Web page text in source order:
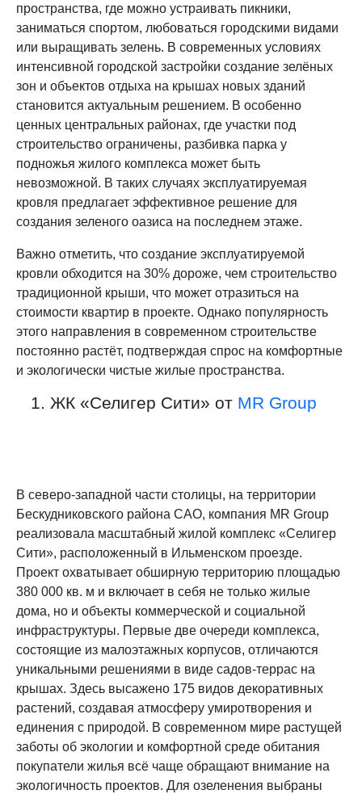
пространства, где можно устраивать пикники,
заниматься спортом, любоваться городскими видами
или выращивать зелень. В современных условиях
интенсивной городской застройки создание зелёных
зон и объектов отдыха на крышах новых зданий
становится актуальным решением. В особенно
ценных центральных районах, где участки под
строительство ограничены, разбивка парка у
подножья жилого комплекса может быть
невозможной. В таких случаях эксплуатируемая
кровля предлагает эффективное решение для
создания зеленого оазиса на последнем этаже.
Важно отметить, что создание эксплуатируемой
кровли обходится на 30% дороже, чем строительство
традиционной крыши, что может отразиться на
стоимости квартир в проекте. Однако популярность
этого направления в современном строительстве
постоянно растёт, подтверждая спрос на комфортные
и экологически чистые жилые пространства.
1. ЖК «Селигер Сити» от MR Group
В северо-западной части столицы, на территории
Бескудниковского района САО, компания MR Group
реализовала масштабный жилой комплекс «Селигер
Сити», расположенный в Ильменском проезде.
Проект охватывает обширную территорию площадью
380 000 кв. м и включает в себя не только жилые
дома, но и объекты коммерческой и социальной
инфраструктуры. Первые две очереди комплекса,
состоящие из малоэтажных корпусов, отличаются
уникальными решениями в виде садов-террас на
крышах. Здесь высажено 175 видов декоративных
растений, создавая атмосферу умиротворения и
единения с природой. В современном мире растущей
заботы об экологии и комфортной среде обитания
покупатели жилья всё чаще обращают внимание на
экологичность проектов. Для озеленения выбраны